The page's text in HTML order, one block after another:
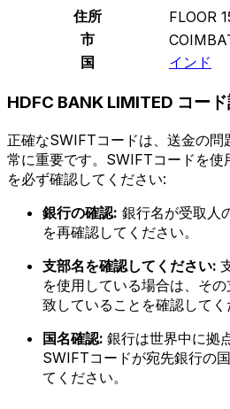
住所
FLOOR
市
国
インド
HDFC BANK LIMITED コー
正確なSWIFTコードは、送金の問
常に重要です。SWIFTコードを使
を必ず確認してください:
銀行の確認: 銀行名が受取人
を再確認してください。
支部名を確認してください:
を使用している場合は、そ
致していることを確認してく
国名確認: 銀行は世界中に拠
SWIFTコードが宛先銀行の
てください。